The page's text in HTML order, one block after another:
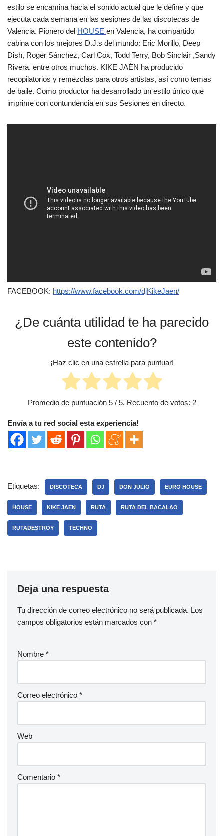
estilo se encamina hacia el sonido actual que le define y que
ejecuta cada semana en las sesiones de las discotecas de
Valencia. Pionero del HOUSE en Valencia, ha compartido
cabina con los mejores D.J.s del mundo: Eric Morillo, Deep
Dish, Roger Sánchez, Carl Cox, Todd Terry, Bob Sinclair ,Sandy
Rivera. entre otros muchos. KIKE JAÉN ha producido
recopilatorios y remezclas para otros artistas, así como temas
de baile. Como productor ha desarrollado un estilo único que
imprime con contundencia en sus Sesiones en directo.
FACEBOOK: https://www.facebook.com/djKikeJaen/
¿De cuánta utilidad te ha parecido
este contenido?
¡Haz clic en una estrella para puntuar!
Promedio de puntuación 5/ 5. Recuento de votos: 2
Envía a tu red social esta experiencia!
Etiquetas: DISCOTECA DJ DON JULIO EURO HOUSE
HOUSE KIKE JAEN RUTA RUTA DEL BACALAO
RUTADESTROY TECHNO
Deja una respuesta
Tu dirección de correo electrónico no será publicada. Los
campos obligatorios están marcados con *
Nombre *
Correo electrónico *
Web
Comentario *